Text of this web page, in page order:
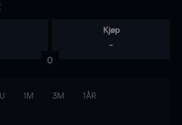
Kjøp
-
0
1M 3M 1ÅR